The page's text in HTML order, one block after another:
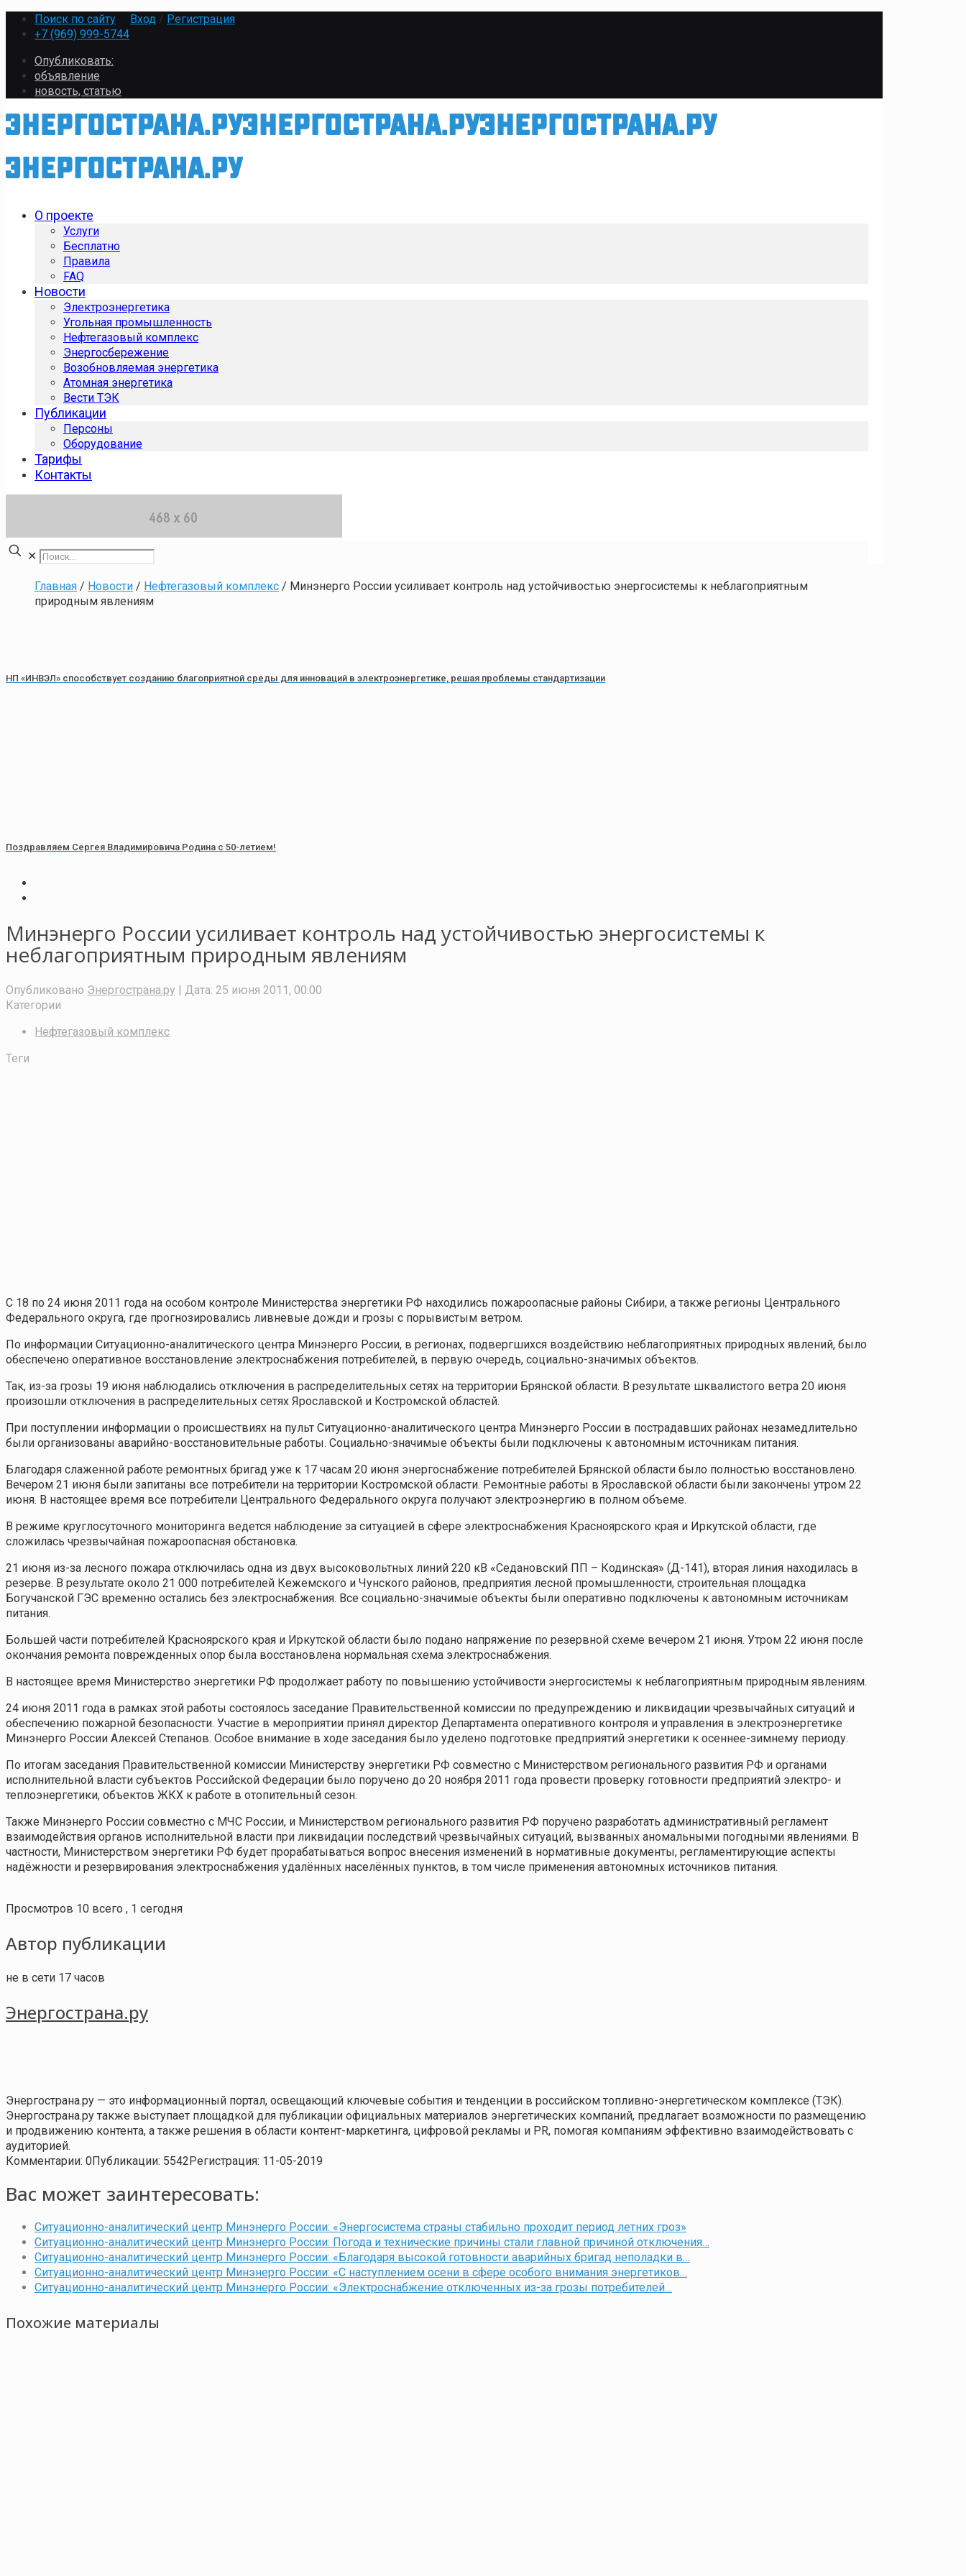
Поиск по сайту Вход / Регистрация
+7 (969) 999-5744
Опубликовать:
объявление
новость, статью
О проекте
Услуги
Бесплатно
Правила
FAQ
Новости
Электроэнергетика
Угольная промышленность
Нефтегазовый комплекс
Энергосбережение
Возобновляемая энергетика
Атомная энергетика
Вести ТЭК
Публикации
Персоны
Оборудование
Тарифы
Контакты
✕
Главная / Новости / Нефтегазовый комплекс / Минэнерго России усиливает контроль над устойчивостью энергосистемы к неблагоприятным
природным явлениям
НП «ИНВЭЛ» способствует созданию благоприятной среды для инноваций в электроэнергетике, решая проблемы стандартизации
Поздравляем Сергея Владимировича Родина с 50-летием!
Минэнерго России усиливает контроль над устойчивостью энергосистемы к
неблагоприятным природным явлениям
Опубликовано Энергострана.ру | Дата: 25 июня 2011, 00:00
Категории
Нефтегазовый комплекс
Теги
С 18 по 24 июня 2011 года на особом контроле Министерства энергетики РФ находились пожароопасные районы Сибири, а также регионы Центрального
Федерального округа, где прогнозировались ливневые дожди и грозы с порывистым ветром.
По информации Ситуационно-аналитического центра Минэнерго России, в регионах, подвергшихся воздействию неблагоприятных природных явлений, было
обеспечено оперативное восстановление электроснабжения потребителей, в первую очередь, социально-значимых объектов.
Так, из-за грозы 19 июня наблюдались отключения в распределительных сетях на территории Брянской области. В результате шквалистого ветра 20 июня
произошли отключения в распределительных сетях Ярославской и Костромской областей.
При поступлении информации о происшествиях на пульт Ситуационно-аналитического центра Минэнерго России в пострадавших районах незамедлительно
были организованы аварийно-восстановительные работы. Социально-значимые объекты были подключены к автономным источникам питания.
Благодаря слаженной работе ремонтных бригад уже к 17 часам 20 июня энергоснабжение потребителей Брянской области было полностью восстановлено.
Вечером 21 июня были запитаны все потребители на территории Костромской области. Ремонтные работы в Ярославской области были закончены утром 22
июня. В настоящее время все потребители Центрального Федерального округа получают электроэнергию в полном объеме.
В режиме круглосуточного мониторинга ведется наблюдение за ситуацией в сфере электроснабжения Красноярского края и Иркутской области, где
сложилась чрезвычайная пожароопасная обстановка.
21 июня из-за лесного пожара отключилась одна из двух высоковольтных линий 220 кВ «Седановский ПП – Кодинская» (Д-141), вторая линия находилась в
резерве. В результате около 21 000 потребителей Кежемского и Чунского районов, предприятия лесной промышленности, строительная площадка
Богучанской ГЭС временно остались без электроснабжения. Все социально-значимые объекты были оперативно подключены к автономным источникам
питания.
Большей части потребителей Красноярского края и Иркутской области было подано напряжение по резервной схеме вечером 21 июня. Утром 22 июня после
окончания ремонта поврежденных опор была восстановлена нормальная схема электроснабжения.
В настоящее время Министерство энергетики РФ продолжает работу по повышению устойчивости энергосистемы к неблагоприятным природным явлениям.
24 июня 2011 года в рамках этой работы состоялось заседание Правительственной комиссии по предупреждению и ликвидации чрезвычайных ситуаций и
обеспечению пожарной безопасности. Участие в мероприятии принял директор Департамента оперативного контроля и управления в электроэнергетике
Минэнерго России Алексей Степанов. Особое внимание в ходе заседания было уделено подготовке предприятий энергетики к осеннее-зимнему периоду.
По итогам заседания Правительственной комиссии Министерству энергетики РФ совместно с Министерством регионального развития РФ и органами
исполнительной власти субъектов Российской Федерации было поручено до 20 ноября 2011 года провести проверку готовности предприятий электро- и
теплоэнергетики, объектов ЖКХ к работе в отопительный сезон.
Также Минэнерго России совместно с МЧС России, и Министерством регионального развития РФ поручено разработать административный регламент
взаимодействия органов исполнительной власти при ликвидации последствий чрезвычайных ситуаций, вызванных аномальными погодными явлениями. В
частности, Министерством энергетики РФ будет прорабатываться вопрос внесения изменений в нормативные документы, регламентирующие аспекты
надёжности и резервирования электроснабжения удалённых населённых пунктов, в том числе применения автономных источников питания.
Просмотров 10 всего , 1 сегодня
Автор публикации
не в сети 17 часов
Энергострана.ру
Энергострана.ру — это информационный портал, освещающий ключевые события и тенденции в российском топливно-энергетическом комплексе (ТЭК).
Энергострана.ру также выступает площадкой для публикации официальных материалов энергетических компаний, предлагает возможности по размещению
и продвижению контента, а также решения в области контент-маркетинга, цифровой рекламы и PR, помогая компаниям эффективно взаимодействовать с
аудиторией.
Комментарии: 0Публикации: 5542Регистрация: 11-05-2019
Вас может заинтересовать:
Ситуационно-аналитический центр Минэнерго России: «Энергосистема страны стабильно проходит период летних гроз»
Ситуационно-аналитический центр Минэнерго России: Погода и технические причины стали главной причиной отключения…
Ситуационно-аналитический центр Минэнерго России: «Благодаря высокой готовности аварийных бригад неполадки в…
Ситуационно-аналитический центр Минэнерго России: «С наступлением осени в сфере особого внимания энергетиков…
Ситуационно-аналитический центр Минэнерго России: «Электроснабжение отключенных из-за грозы потребителей…
Похожие материалы